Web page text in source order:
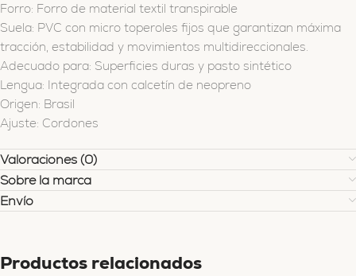
Forro: Forro de material textil transpirable
Suela: PVC con micro toperoles fijos que garantizan máxima
tracción, estabilidad y movimientos multidireccionales.
Adecuado para: Superficies duras y pasto sintético
Lengua: Integrada con calcetín de neopreno
Origen: Brasil
Ajuste: Cordones
Valoraciones (0)
Sobre la marca
Envío
Productos relacionados